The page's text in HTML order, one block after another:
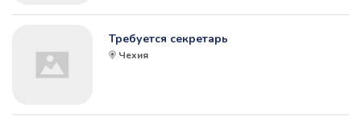
Требуется секретарь
Чехия